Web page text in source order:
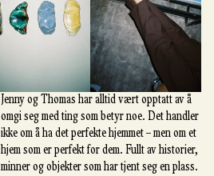
Jenny og Thomas har alltid vært opptatt av å
omgi seg med ting som betyr noe. Det handler
ikke om å ha det perfekte hjemmet – men om et
hjem som er perfekt for dem. Fullt av historier,
minner og objekter som har tjent seg en plass.